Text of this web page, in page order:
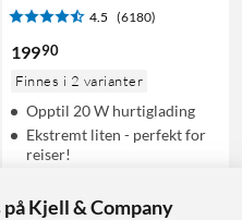
4.5 (6180)
19990
Finnes i 2 varianter
Opptil 20 W hurtiglading
Ekstremt liten - perfekt for
reiser!
Kjell & Company